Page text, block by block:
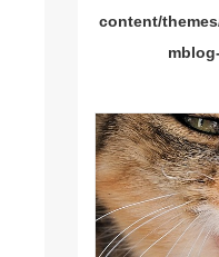
content/